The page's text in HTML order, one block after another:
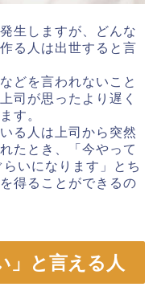
生しますが、どんな
る人は出世すると言
どを言われないこと
司が思ったより遅く
す。
る人は上司から突然
たとき、「今やって
いになります」とち
得ることができるの
」と言える人